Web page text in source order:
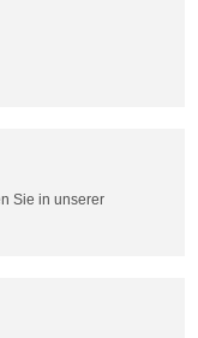
Sie in unserer